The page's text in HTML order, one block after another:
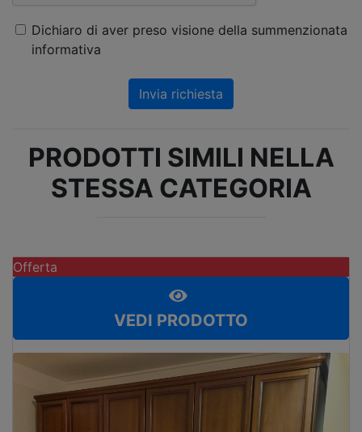
Dichiaro di aver preso visione della summenzionata
informativa
Invia richiesta
PRODOTTI SIMILI NELLA
STESSA CATEGORIA
Offerta
VEDI PRODOTTO